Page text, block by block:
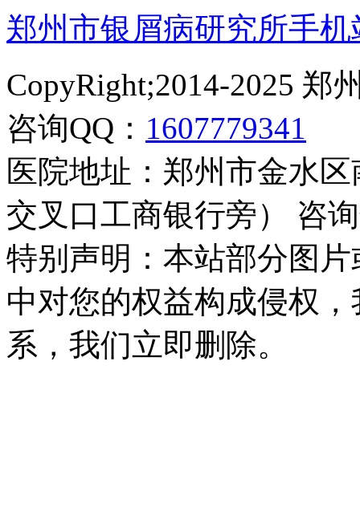
郑州市银屑病研究所手机
CopyRight;2014-2025 郑
咨询QQ： 1607779341
医院地址：郑州市金水
交叉口工商银行旁） 咨
特别声明：本站部分图
中对您的权益构成侵权
系，我们立即删除。